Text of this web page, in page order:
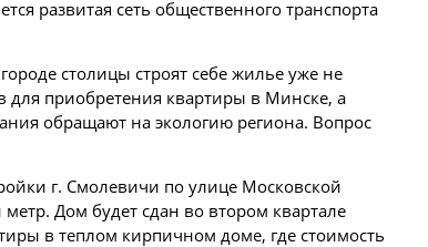
развитая сеть общественного транспорта
столицы строят себе жилье уже не
для приобретения квартиры в Минске, а
обращают на экологию региона. Вопрос
г. Смолевичи по улице Московской
Дом будет сдан во втором квартале
в теплом кирпичном доме, где стоимость